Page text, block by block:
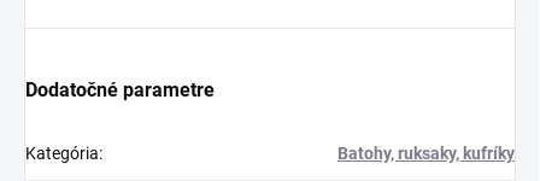
Dodatočné parametre
Kategória: Batohy, ruksaky, kufríky